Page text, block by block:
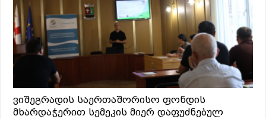
ვიშეგრადის საერთაშორისო ფონდის
მხარდაჭერით სემეკის მიერ დაფუძნებულ